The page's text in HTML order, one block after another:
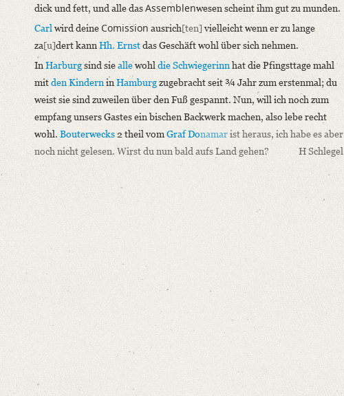
dick und fett, und alle dasAssemblenwesen scheint ihm gut zu munden.
Carl wird deineComission ausrich[ten]vielleicht wenn er zu lange
za[u]dert kann Hh. Ernstdas Geschäft wohl über sich nehmen.
InHarburgsind sieallewohl die Schwiegerinnhat die Pfingsttage mahl
mitden Kindernin Hamburgzugebracht seit ¾ Jahr zum erstenmal; du
weist sie sind zuweilen über den Fuß gespannt. Nun, will ich noch zum
empfang unsers Gastes ein bischen Backwerk machen, also lebe recht
wohl. Bouterwecks 2 theil vomGraf Donamarist heraus, ich habe es aber
noch nicht gelesen. Wirst du nun bald aufs Land gehen?
HSchlegel